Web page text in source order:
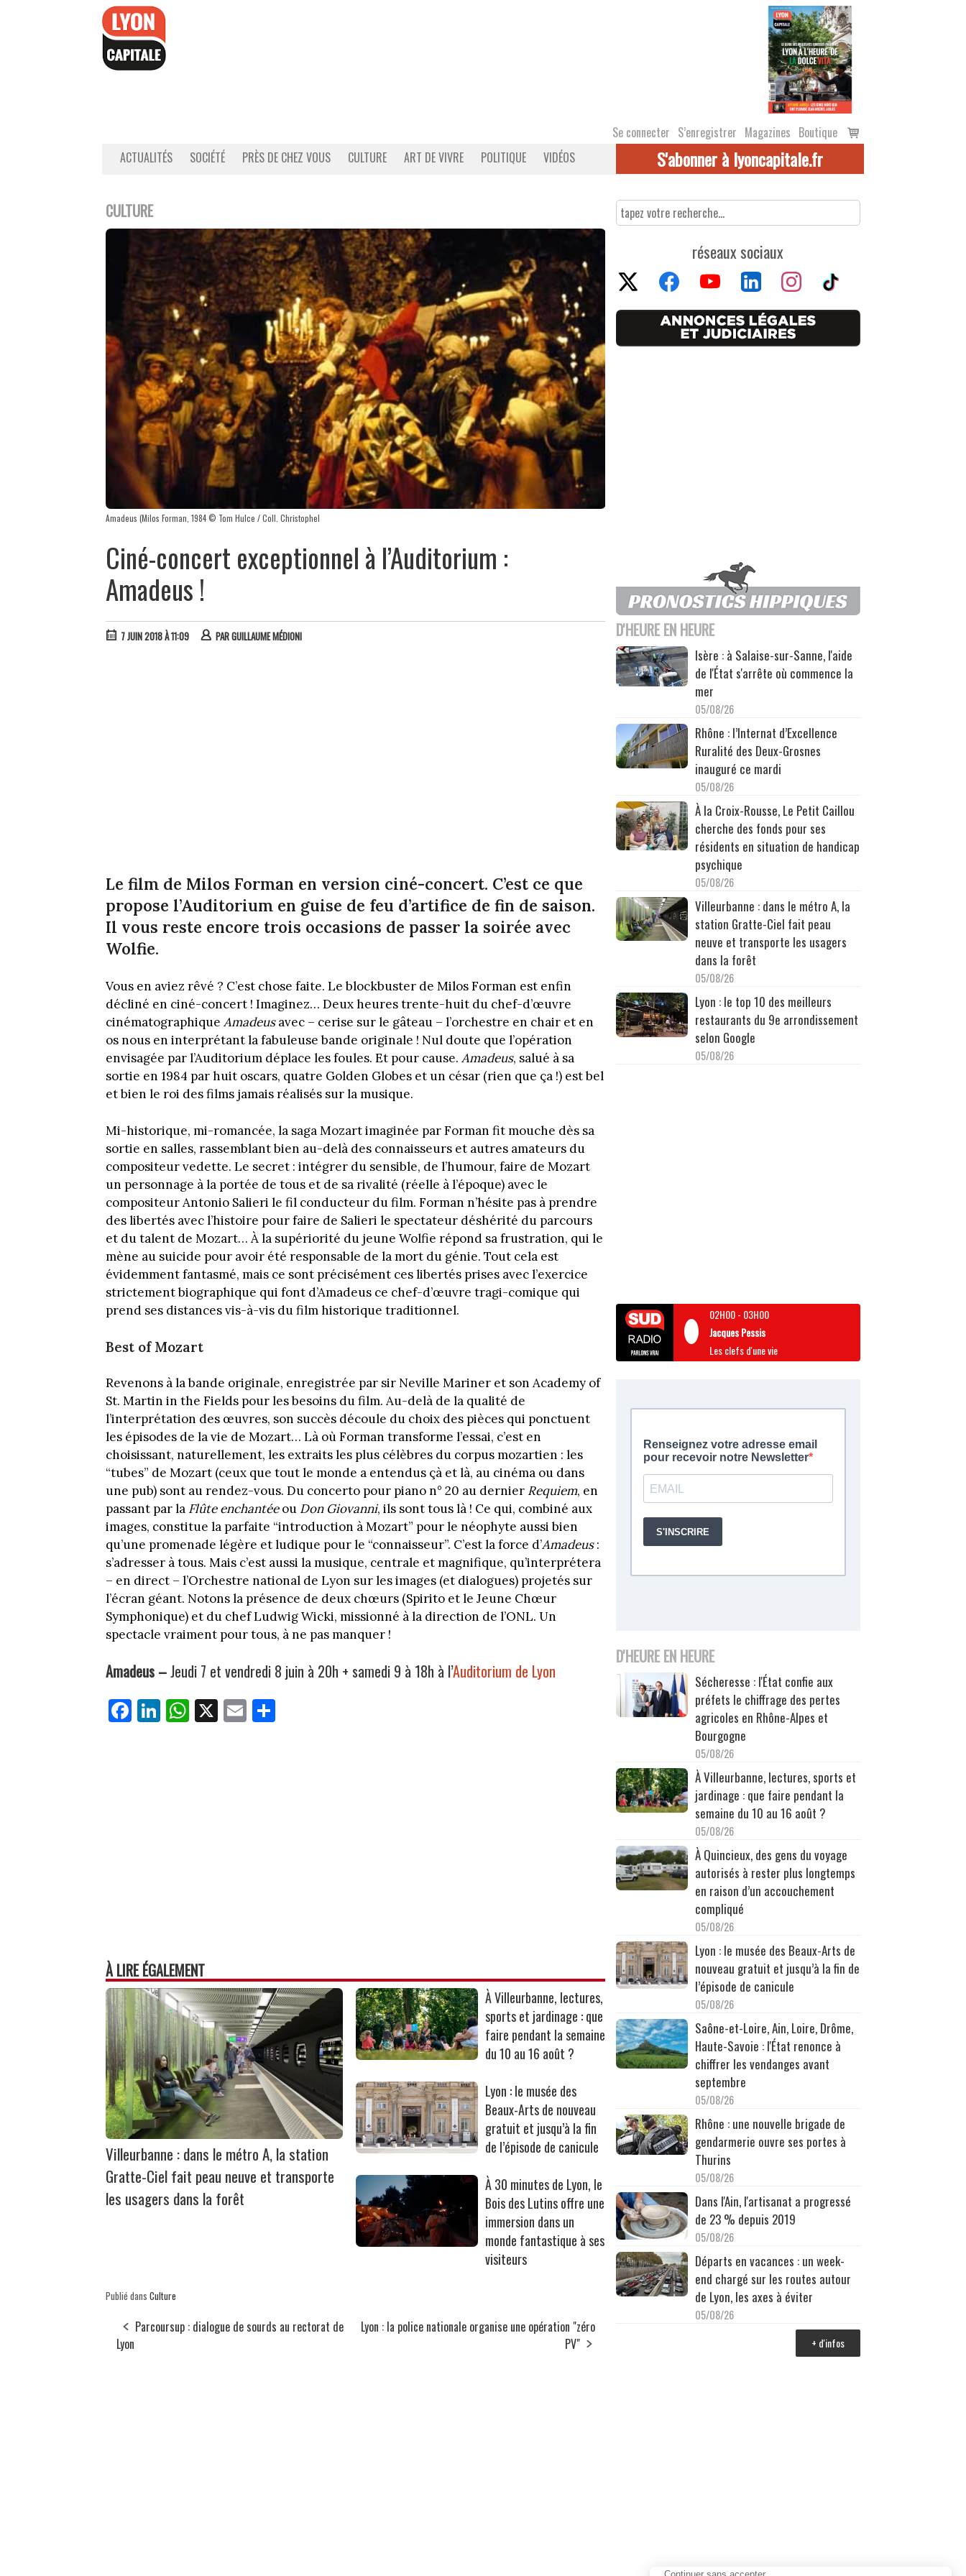
Se connecter S’enregistrer Magazines Boutique
Voir
le
ACTUALITÉS SOCIÉTÉ PRÈS DE CHEZ VOUS CULTURE ART DE VIVRE POLITIQUE VIDÉOS S'abonner à lyoncapitale.fr
CULTURE
Amadeus (Milos Forman, 1984 © Tom Hulce / Coll. Christophel
Ciné-concert exceptionnel à l’Auditorium :
Amadeus !
7 JUIN 2018 À 11:09 PARGUILLAUME MÉDIONI
Le film de Milos Forman en version ciné-concert. C’est ce que
propose l’Auditorium en guise de feu d’artifice de fin de saison.
Il vous reste encore trois occasions de passer la soirée avec
Wolfie.
Vous en aviez rêvé ? C’est chose faite. Le blockbuster de Milos Forman est enfin
décliné en ciné-concert ! Imaginez… Deux heures trente-huit du chef-d’œuvre
cinématographique Amadeusavec – cerise sur le gâteau – l’orchestre en chair et en
os nous en interprétant la fabuleuse bande originale ! Nul doute que l’opération
envisagée par l’Auditorium déplace les foules. Et pour cause. Amadeus, salué à sa
sortie en 1984 par huit oscars, quatre Golden Globes et un césar (rien que ça !) est bel
et bien le roi des films jamais réalisés sur la musique.
Mi-historique, mi-romancée, la saga Mozart imaginée par Forman fit mouche dès sa
sortie en salles, rassemblant bien au-delà des connaisseurs et autres amateurs du
compositeur vedette. Le secret : intégrer du sensible, de l’humour, faire de Mozart
un personnage à la portée de tous et de sa rivalité (réelle à l’époque) avec le
compositeur Antonio Salieri le fil conducteur du film. Forman n’hésite pas à prendre
des libertés avec l’histoire pour faire de Salieri le spectateur déshérité du parcours
et du talent de Mozart… À la supériorité du jeune Wolfie répond sa frustration, qui le
mène au suicide pour avoir été responsable de la mort du génie. Tout cela est
évidemment fantasmé, mais ce sont précisément ces libertés prises avec l’exercice
strictement biographique qui font d’Amadeus ce chef-d’œuvre tragi-comique qui
prend ses distances vis-à-vis du film historique traditionnel.
Best of Mozart
Revenons à la bande originale, enregistrée par sir Neville Mariner et son Academy of
St. Martin in the Fields pour les besoins du film. Au-delà de la qualité de
l’interprétation des œuvres, son succès découle du choix des pièces qui ponctuent
les épisodes de la vie de Mozart… Là où Forman transforme l’essai, c’est en
choisissant, naturellement, les extraits les plus célèbres du corpus mozartien : les
“tubes” de Mozart (ceux que tout le monde a entendus çà et là, au cinéma ou dans
une pub) sont au rendez-vous. Du concerto pour piano n° 20 au dernier Requiem, en
passant par la Flûte enchantéeou Don Giovanni, ils sont tous là ! Ce qui, combiné aux
images, constitue la parfaite “introduction à Mozart” pour le néophyte aussi bien
qu’une promenade légère et ludique pour le “connaisseur”. C’est la force d’Amadeus:
s’adresser à tous. Mais c’est aussi la musique, centrale et magnifique, qu’interprétera
– en direct – l’Orchestre national de Lyon sur les images (et dialogues) projetés sur
l’écran géant. Notons la présence de deux chœurs (Spirito et le Jeune Chœur
Symphonique) et du chef Ludwig Wicki, missionné à la direction de l’ONL. Un
spectacle vraiment pour tous, à ne pas manquer !
Amadeus –Jeudi 7 et vendredi 8 juin à 20h + samedi 9 à 18h à l’Auditorium de Lyon
Fa
ce
Li
nk
W
ha
X E
m
À LIRE ÉGALEMENT
Villeurbanne : dans le métro A, la station
Gratte-Ciel fait peau neuve et transporte
les usagers dans la forêt
À Villeurbanne, lectures,
sports et jardinage : que
faire pendant la semaine
du 10 au 16 août ?
Lyon : le musée des
Beaux-Arts de nouveau
gratuit et jusqu’à la fin
de l’épisode de canicule
À 30 minutes de Lyon, le
Bois des Lutins offre une
immersion dans un
monde fantastique à ses
visiteurs
Publié dans Culture
Parcoursup : dialogue de sourds au rectorat de
Lyon
Lyon : la police nationale organise une opération "zéro
PV"
réseaux sociaux
D'HEURE EN HEURE
Isère : à Salaise-sur-Sanne, l'aide
de l'État s'arrête où commence la
mer
05/08/26
Rhône : l’Internat d’Excellence
Ruralité des Deux-Grosnes
inauguré ce mardi
05/08/26
À la Croix-Rousse, Le Petit Caillou
cherche des fonds pour ses
résidents en situation de handicap
psychique
05/08/26
Villeurbanne : dans le métro A, la
station Gratte-Ciel fait peau
neuve et transporte les usagers
dans la forêt
05/08/26
Lyon : le top 10 des meilleurs
restaurants du 9e arrondissement
selon Google
05/08/26
02H00- 03H00
Jacques Pessis
Les clefs d'une vie
D'HEURE EN HEURE
Sécheresse : l'État confie aux
préfets le chiffrage des pertes
agricoles en Rhône-Alpes et
Bourgogne
05/08/26
À Villeurbanne, lectures, sports et
jardinage : que faire pendant la
semaine du 10 au 16 août ?
05/08/26
À Quincieux, des gens du voyage
autorisés à rester plus longtemps
en raison d’un accouchement
compliqué
05/08/26
Lyon : le musée des Beaux-Arts de
nouveau gratuit et jusqu’à la fin de
l’épisode de canicule
05/08/26
Saône-et-Loire, Ain, Loire, Drôme,
Haute-Savoie : l'État renonce à
chiffrer les vendanges avant
septembre
05/08/26
Rhône : une nouvelle brigade de
gendarmerie ouvre ses portes à
Thurins
05/08/26
Dans l'Ain, l'artisanat a progressé
de 23 % depuis 2019
05/08/26
Départs en vacances : un week-
end chargé sur les routes autour
de Lyon, les axes à éviter
05/08/26
+ d'infos